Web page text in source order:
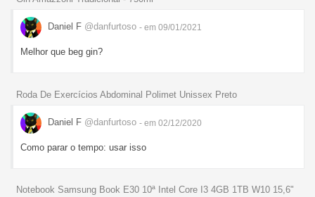
Daniel F @danfurtoso - em 09/01/2021
Melhor que beg gin?
Roda De Exercícios Abdominal Polimet Unissex Preto
Daniel F @danfurtoso - em 02/12/2020
Como parar o tempo: usar isso
Notebook Samsung Book E30 10ª Intel Core I3 4GB 1TB W10 15,6"